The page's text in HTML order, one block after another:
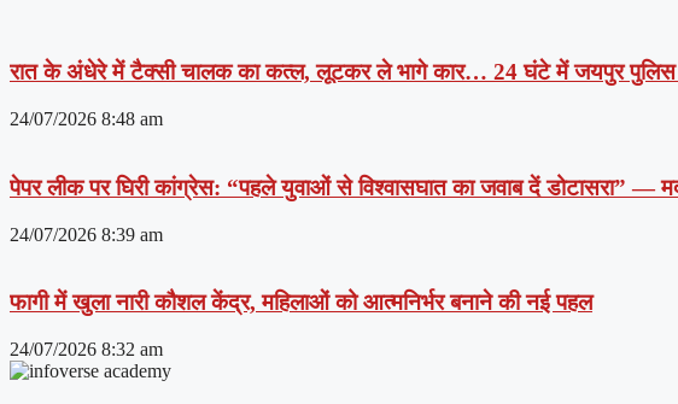
रात के अंधेरे में टैक्सी चालक का कत्ल, लूटकर ले भागे कार… 24 घंटे में जयपुर पुलिस
24/07/2026 8:48 am
पेपर लीक पर घिरी कांग्रेस: “पहले युवाओं से विश्वासघात का जवाब दें डोटासरा” —
24/07/2026 8:39 am
फागी में खुला नारी कौशल केंद्र, महिलाओं को आत्मनिर्भर बनाने की नई पहल
24/07/2026 8:32 am